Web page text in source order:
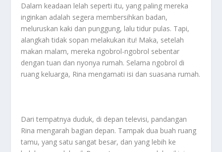
Dalam keadaan lelah seperti itu, yang paling mereka
inginkan adalah segera membersihkan badan,
meluruskan kaki dan punggung, lalu tidur pulas. Tapi,
alangkah tidak sopan melakukan itu! Maka, setelah
makan malam, mereka ngobrol-ngobrol sebentar
dengan tuan dan nyonya rumah. Selama ngobrol di
ruang keluarga, Rina mengamati isi dan suasana rumah.
Dari tempatnya duduk, di depan televisi, pandangan
Rina mengarah bagian depan. Tampak dua buah ruang
tamu, yang satu sangat besar, dan yang lebih ke